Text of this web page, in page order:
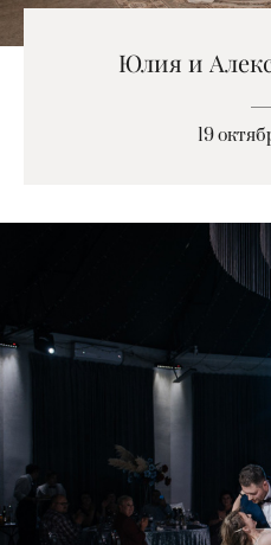
Юлия и
19